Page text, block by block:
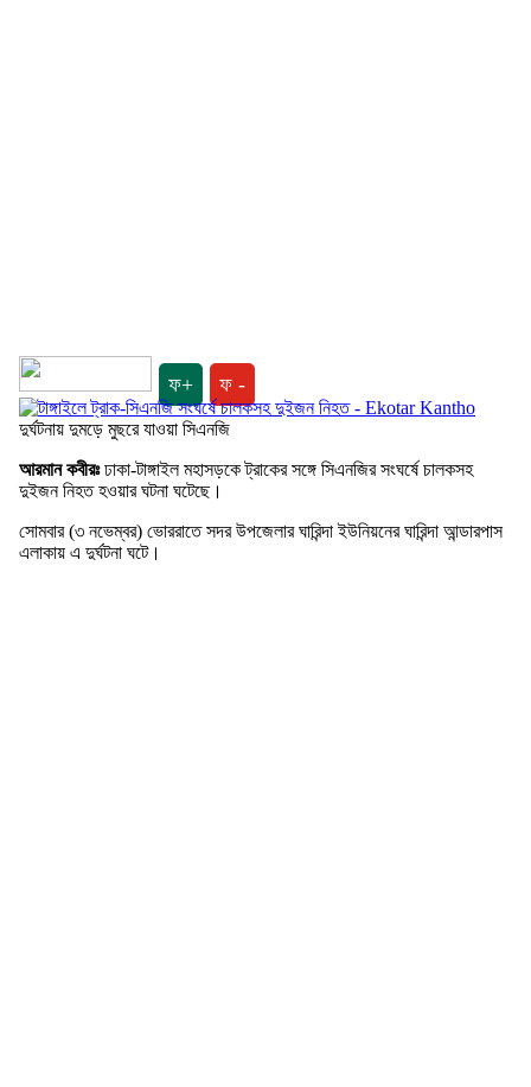
ফ+ ফ -
দুর্ঘটনায় দুমড়ে মুছরে যাওয়া সিএনজি
আরমান কবীরঃঢাকা-টাঙ্গাইল মহাসড়কে ট্রাকের সঙ্গে সিএনজির সংঘর্ষে চালকসহ
দুইজন নিহত হওয়ার ঘটনা ঘটেছে।
সোমবার (৩ নভেম্বর) ভোররাতে সদর উপজেলার ঘারিন্দা ইউনিয়নের ঘারিন্দা আন্ডারপাস
এলাকায় এ দুর্ঘটনা ঘটে।